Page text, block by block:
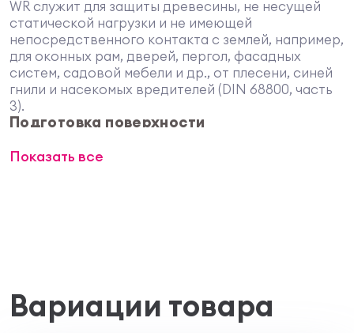
WR служит для защиты древесины, не несущей
статической нагрузки и не имеющей
непосредственного контакта с землей, например,
для оконных рам, дверей, пергол, фасадных
систем, садовой мебели и др., от плесени, синей
гнили и насекомых вредителей (DIN 68800, часть
3).
Подготовка поверхности
сухой (макс. влажность для лиственницы 15%, для
окунания. Для профессионалов также возможно
нанесение с помощью распыления. При
Показать все
Вариации товара